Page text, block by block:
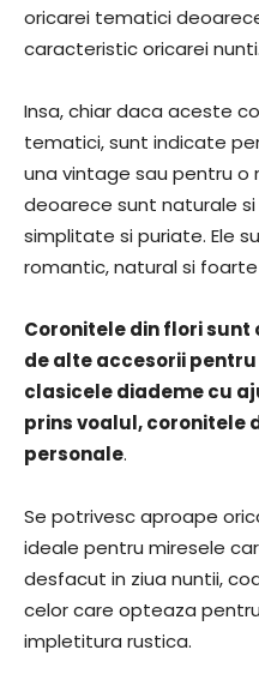
oricarei tematici
caracteristic oricarei nunti.
Insa, chiar daca aceste
tematici, sunt indicate
una vintage sau pentru o
deoarece sunt naturale
simplitate si puriate. Ele
romantic, natural si foarte
Coronitele din flori sunt
de alte accesorii
clasicele diademe cu
prins voalul, coronitele
personale.
Se potrivesc aproape
ideale pentru miresele
desfacut in ziua nuntii,
celor care opteaza
impletitura rustica.